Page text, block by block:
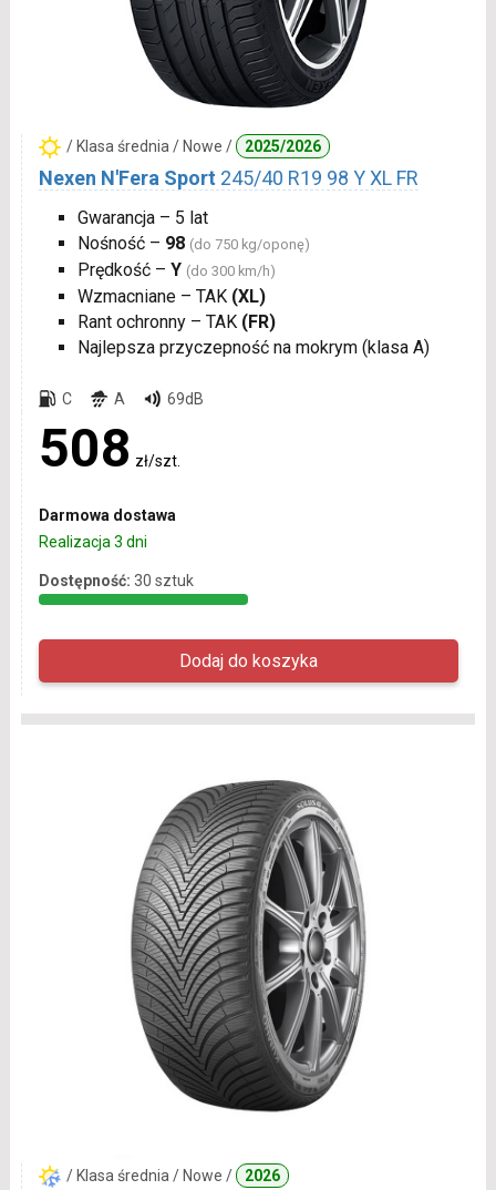
/ Klasa średnia / Nowe / 2025/2026
Nexen N'Fera Sport 245/40 R19 98 Y XL FR
Gwarancja – 5 lat
Nośność – 98 (do 750 kg/oponę)
Prędkość – Y (do 300 km/h)
Wzmacniane – TAK (XL)
Rant ochronny – TAK (FR)
Najlepsza przyczepność na mokrym (klasa A)
C A 69dB
508 zł/szt.
Darmowa dostawa
Realizacja 3 dni
Dostępność: 30 sztuk
/ Klasa średnia / Nowe / 2026